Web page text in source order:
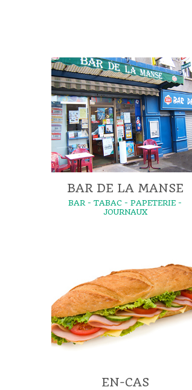
BAR DE LA MANSE
BAR - TABAC - PAPETERIE -
JOURNAUX
EN-CAS